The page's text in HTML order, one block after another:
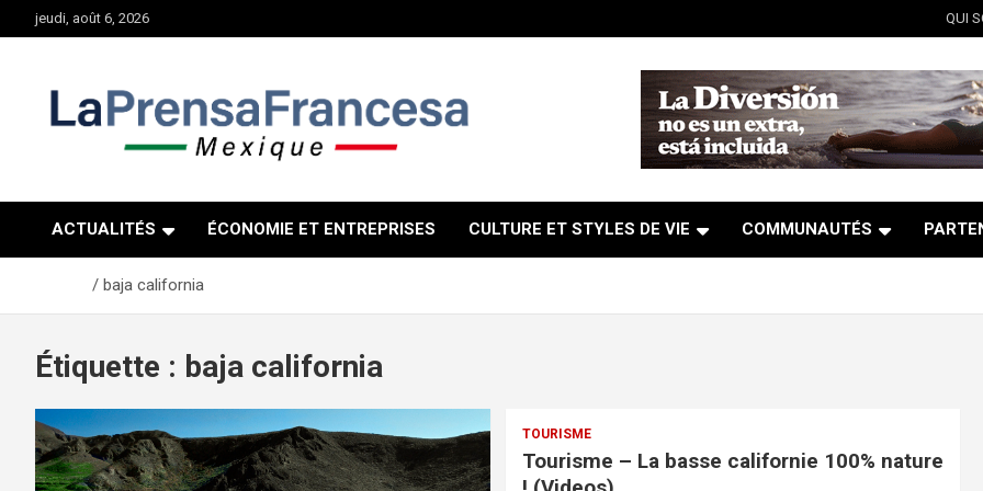
au
jeudi, août 6, 2026 QUI
ACTUALITÉS ÉCONOMIE ET ENTREPRISES CULTURE ET STYLES DE VIE COMMUNAUTÉS
baja california
Étiquette : baja california
TOURISME
Tourisme – La basse californie 100% nature